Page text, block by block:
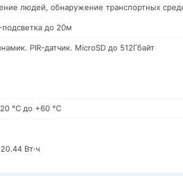
людей, обнаружение транспортных
до 20м
PIR-датчик. MicroSD до 512Гбайт
°C до +60 °C
Вт·ч